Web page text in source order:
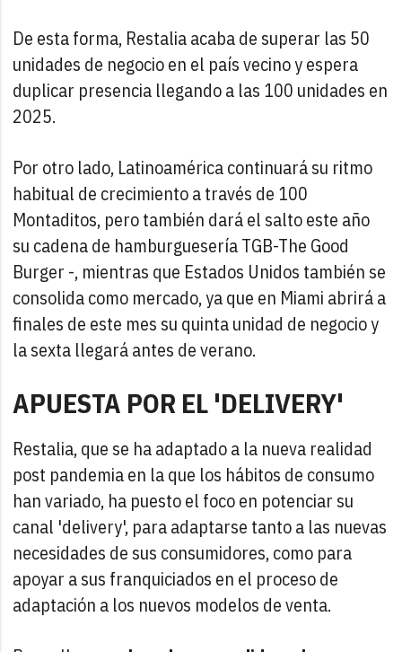
De esta forma, Restalia acaba de superar las 50
unidades de negocio en el país vecino y espera
duplicar presencia llegando a las 100 unidades en
2025.
Por otro lado, Latinoamérica continuará su ritmo
habitual de crecimiento a través de 100
Montaditos, pero también dará el salto este año
su cadena de hamburguesería TGB-The Good
Burger -, mientras que Estados Unidos también se
consolida como mercado, ya que en Miami abrirá a
finales de este mes su quinta unidad de negocio y
la sexta llegará antes de verano.
APUESTA POR EL 'DELIVERY'
Restalia, que se ha adaptado a la nueva realidad
post pandemia en la que los hábitos de consumo
han variado, ha puesto el foco en potenciar su
canal 'delivery', para adaptarse tanto a las nuevas
necesidades de sus consumidores, como para
apoyar a sus franquiciados en el proceso de
adaptación a los nuevos modelos de venta.